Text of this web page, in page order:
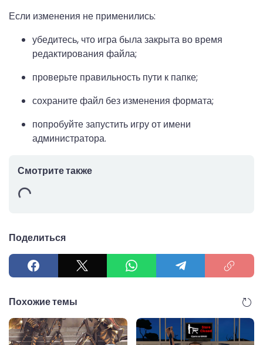
Если изменения не применились:
убедитесь, что игра была закрыта во время
редактирования файла;
проверьте правильность пути к папке;
сохраните файл без изменения формата;
попробуйте запустить игру от имени
администратора.
Смотрите также
Поделиться
Похожие темы